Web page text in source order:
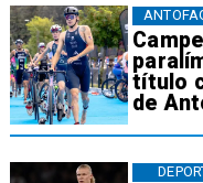
título
de